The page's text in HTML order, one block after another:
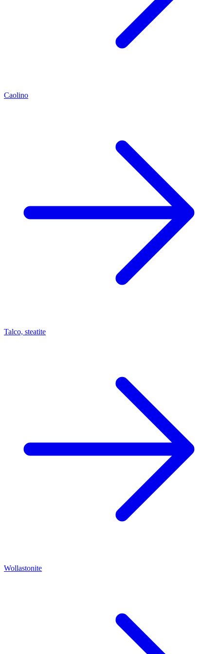
Caolino
Talco, steatite
Wollastonite